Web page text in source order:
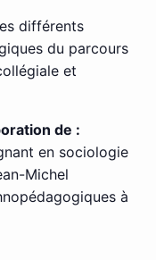
différents
du parcours
et
de :
en sociologie
Michel
à